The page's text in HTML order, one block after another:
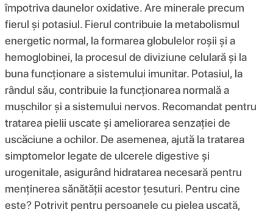
împotriva daunelor oxidative. Are minerale precum
fierul și potasiul. Fierul contribuie la metabolismul
energetic normal, la formarea globulelor roșii și a
hemoglobinei, la procesul de diviziune celulară și la
buna funcționare a sistemului imunitar. Potasiul, la
rândul său, contribuie la funcționarea normală a
mușchilor și a sistemului nervos. Recomandat pentru
tratarea pielii uscate și ameliorarea senzației de
uscăciune a ochilor. De asemenea, ajută la tratarea
simptomelor legate de ulcerele digestive și
urogenitale, asigurând hidratarea necesară pentru
menținerea sănătății acestor țesuturi. Pentru cine
este? Potrivit pentru persoanele cu pielea uscată,